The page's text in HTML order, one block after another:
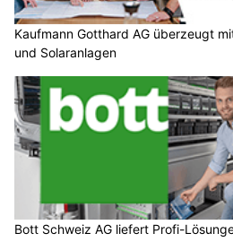
Kaufmann Gotthard AG überzeugt
und Solaranlagen
Bott Schweiz AG liefert Profi-